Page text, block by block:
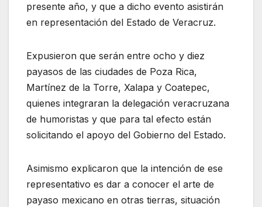
presente año, y que a dicho evento asistirán
en representación del Estado de Veracruz.
Expusieron que serán entre ocho y diez
payasos de las ciudades de Poza Rica,
Martínez de la Torre, Xalapa y Coatepec,
quienes integraran la delegación veracruzana
de humoristas y que para tal efecto están
solicitando el apoyo del Gobierno del Estado.
Asimismo explicaron que la intención de ese
representativo es dar a conocer el arte de
payaso mexicano en otras tierras, situación